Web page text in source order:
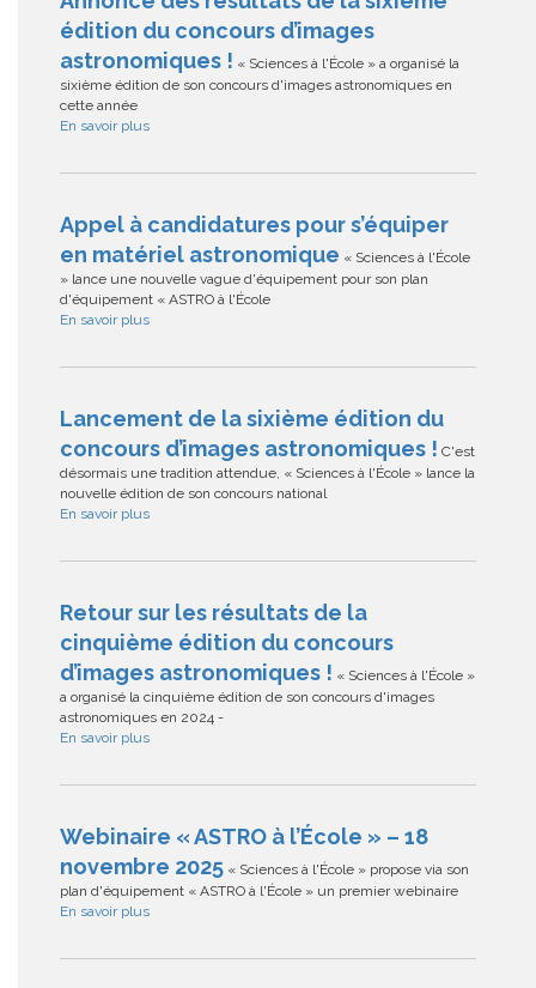
édition du concours d’images
astronomiques ! « Sciences à l'École » a organisé la
sixième édition de son concours d'images astronomiques en
cette année
En savoir plus
Appel à candidatures pour s’équiper
en matériel astronomique « Sciences à l'École
» lance une nouvelle vague d'équipement pour son plan
d'équipement « ASTRO à l'École
En savoir plus
Lancement de la sixième édition du
concours d’images astronomiques ! C'est
désormais une tradition attendue, « Sciences à l'École » lance la
nouvelle édition de son concours national
En savoir plus
Retour sur les résultats de la
cinquième édition du concours
d’images astronomiques ! « Sciences à l'École »
a organisé la cinquième édition de son concours d'images
astronomiques en 2024 -
En savoir plus
Webinaire « ASTRO à l’École » – 18
novembre 2025 « Sciences à l'École » propose via son
plan d'équipement « ASTRO à l'École » un premier webinaire
En savoir plus